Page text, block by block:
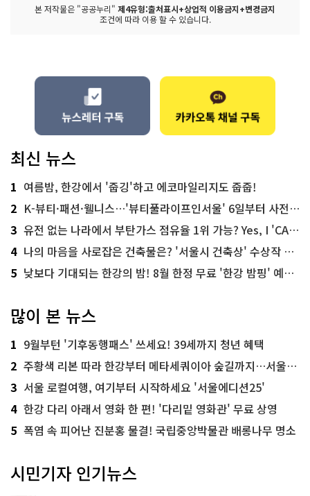
본 저작물은 "공공누리" 제4유형:출처표시+상업적 이용금지+변경금지
조건에 따라 이용 할 수 있습니다.
최신 뉴스
1 여름밤, 한강에서 '줍깅'하고 에코마일리지도 줍줍!
2 K-뷰티·패션·웰니스…'뷰티풀라이프인서울' 6일부터 사전 예약
3 유전 없는 나라에서 부탄가스 점유율 1위 가능? Yes, I 'CAN'
4 나의 마음을 사로잡은 건축물은? '서울시 건축상' 수상작 공개!
5 낮보다 기대되는 한강의 밤! 8월 한정 무료 '한강 밤핑' 예약은?
많이 본 뉴스
1 9월부턴 '기후동행패스' 쓰세요! 39세까지 청년 혜택
2 주황색 리본 따라 한강부터 메타세쿼이아 숲길까지…서울둘레길 15코스
3 서울 로컬여행, 여기부터 시작하세요 '서울에디션25'
4 한강 다리 아래서 영화 한 편! '다리밑 영화관' 무료 상영
5 폭염 속 피어난 진분홍 물결! 국립중앙박물관 배롱나무 명소
시민기자 인기뉴스